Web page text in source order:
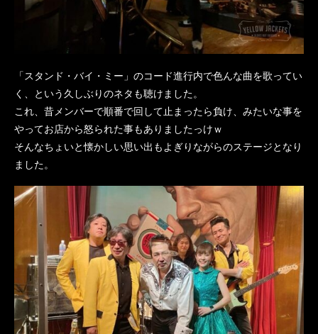
「スタンド・バイ・ミー」のコード進行内で色んな曲を歌ってい
く、という久しぶりのネタも聴けました。
これ、昔メンバーで順番で回して止まったら負け、みたいな事を
やってお店から怒られた事もありましたっけｗ
そんなちょいと懐かしい思い出もよぎりながらのステージとなり
ました。